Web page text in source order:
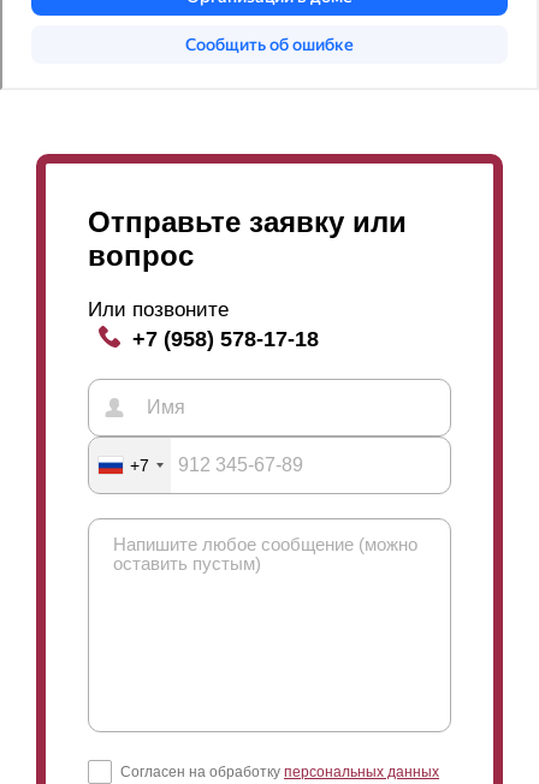
Отправьте заявку или
вопрос
Или позвоните
+7 (958) 578-17-18
+7
Согласен на обработку персональных данных